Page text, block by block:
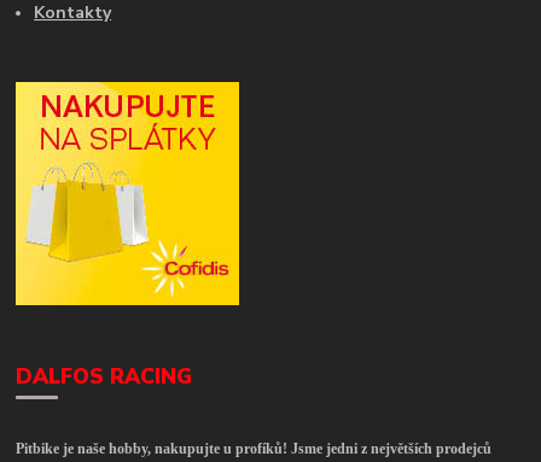
Kontakty
DALFOS RACING
Pitbike je naše hobby, nakupujte u profíků! Jsme jedni z největších prodejců